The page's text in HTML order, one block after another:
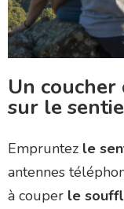
Un
sur le
Empruntez le
antennes
à couper le